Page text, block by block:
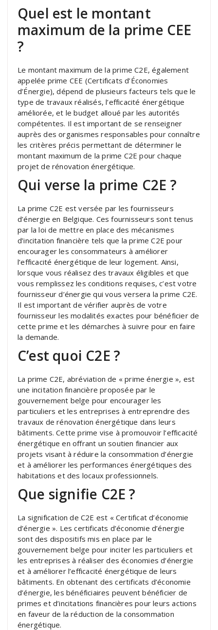
Quel est le montant
maximum de la prime CEE
?
Le montant maximum de la prime C2E, également
appelée prime CEE (Certificats d’Économies
d’Énergie), dépend de plusieurs facteurs tels que le
type de travaux réalisés, l’efficacité énergétique
améliorée, et le budget alloué par les autorités
compétentes. Il est important de se renseigner
auprès des organismes responsables pour connaître
les critères précis permettant de déterminer le
montant maximum de la prime C2E pour chaque
projet de rénovation énergétique.
Qui verse la prime C2E ?
La prime C2E est versée par les fournisseurs
d’énergie en Belgique. Ces fournisseurs sont tenus
par la loi de mettre en place des mécanismes
d’incitation financière tels que la prime C2E pour
encourager les consommateurs à améliorer
l’efficacité énergétique de leur logement. Ainsi,
lorsque vous réalisez des travaux éligibles et que
vous remplissez les conditions requises, c’est votre
fournisseur d’énergie qui vous versera la prime C2E.
Il est important de vérifier auprès de votre
fournisseur les modalités exactes pour bénéficier de
cette prime et les démarches à suivre pour en faire
la demande.
C’est quoi C2E ?
La prime C2E, abréviation de « prime énergie », est
une incitation financière proposée par le
gouvernement belge pour encourager les
particuliers et les entreprises à entreprendre des
travaux de rénovation énergétique dans leurs
bâtiments. Cette prime vise à promouvoir l’efficacité
énergétique en offrant un soutien financier aux
projets visant à réduire la consommation d’énergie
et à améliorer les performances énergétiques des
habitations et des locaux professionnels.
Que signifie C2E ?
La signification de C2E est « Certificat d’économie
d’énergie ». Les certificats d’économie d’énergie
sont des dispositifs mis en place par le
gouvernement belge pour inciter les particuliers et
les entreprises à réaliser des économies d’énergie
et à améliorer l’efficacité énergétique de leurs
bâtiments. En obtenant des certificats d’économie
d’énergie, les bénéficiaires peuvent bénéficier de
primes et d’incitations financières pour leurs actions
en faveur de la réduction de la consommation
énergétique.